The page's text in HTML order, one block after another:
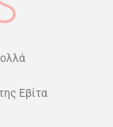
Εβίτα